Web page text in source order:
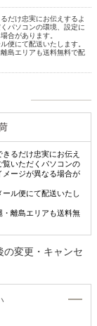
だけ忠実にお伝えするよ
パソコンの環境、設定に
合があります。
便にて配送いたします。
島エリアも送料無料で配
るだけ忠実にお伝え
いただくパソコンの
ージが異なる場合が
ル便にて配送いたし
離島エリアも送料無
変更・キャンセ